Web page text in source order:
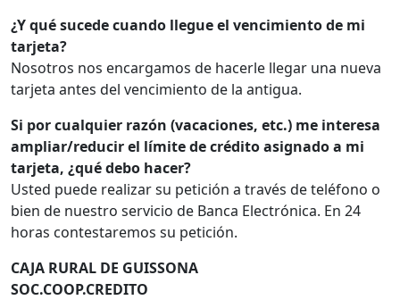
¿Y qué sucede cuando llegue el vencimiento de mi
tarjeta?
Nosotros nos encargamos de hacerle llegar una nueva
tarjeta antes del vencimiento de la antigua.
Si por cualquier razón (vacaciones, etc.) me interesa
ampliar/reducir el límite de crédito asignado a mi
tarjeta, ¿qué debo hacer?
Usted puede realizar su petición a través de teléfono o
bien de nuestro servicio de Banca Electrónica. En 24
horas contestaremos su petición.
CAJA RURAL DE GUISSONA
SOC.COOP.CREDITO